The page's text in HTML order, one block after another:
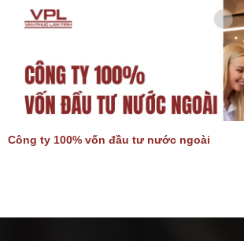
Công ty 100% vốn đầu tư nước ngoài